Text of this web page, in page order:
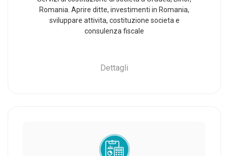
Romania. Aprire ditte, investimenti in Romania,
sviluppare attivita, costituzione societa e
consulenza fiscale
Dettagli